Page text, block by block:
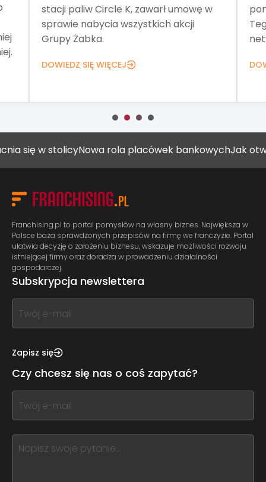
stacji paliw Circle K, zawarł umowę w
sprawie nabycia wszystkich akcji
Grupy Żabka.
DOWIEDZ SIĘ WIĘCEJ
w stolicyNowa rola placówek bankowychJak
Franchising.pl to portal pomysłów na własny biznes. Największa w
Polsce baza sprawdzonych przepisów na firmę we franczyzie. Portal
ułatwia decyzję o założeniu biznesu, wskazuje możliwości rozwoju
istniejącej firmy oraz doradza w prowadzeniu działalności
gospodarczej.
Subskrypcja newslettera
If
you
this,
this
form
field
blank
Zapisz się
Czy chcesz się nas o coś zapytać?
If
you
this,
leave